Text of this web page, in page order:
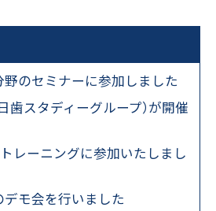
のセミナーに参加しました
歯スタディーグループ）が開催
レーニングに参加いたしまし
モ会を行いました